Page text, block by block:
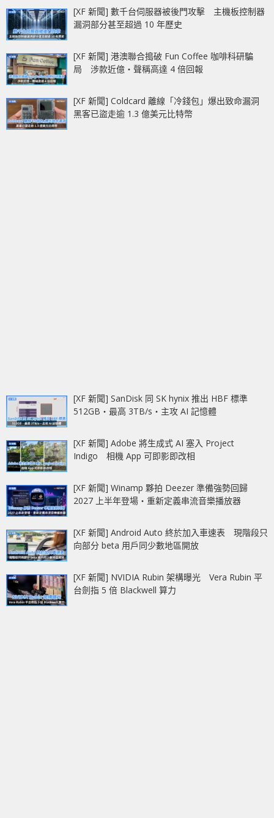
[XF 新聞] 數千台伺服器被後門攻擊 主機板控制器
漏洞部分甚至超過 10 年歷史
[XF 新聞] 港澳聯合搗破 Fun Coffee 咖啡科研騙
局 涉款近億‧聲稱高達 4 倍回報
[XF 新聞] Coldcard 離線「冷錢包」爆出致命漏洞
黑客已盜走逾 1.3 億美元比特幣
[XF 新聞] SanDisk 同 SK hynix 推出 HBF 標準
512GB‧最高 3TB/s‧主攻 AI 記憶體
[XF 新聞] Adobe 將生成式 AI 塞入 Project
Indigo 相機 App 可即影即改相
[XF 新聞] Winamp 夥拍 Deezer 準備強勢回歸
2027 上半年登場‧重新定義串流音樂播放器
[XF 新聞] Android Auto 終於加入車速表 現階段只
向部分 beta 用戶同少數地區開放
[XF 新聞] NVIDIA Rubin 架構曝光 Vera Rubin 平
台劍指 5 倍 Blackwell 算力